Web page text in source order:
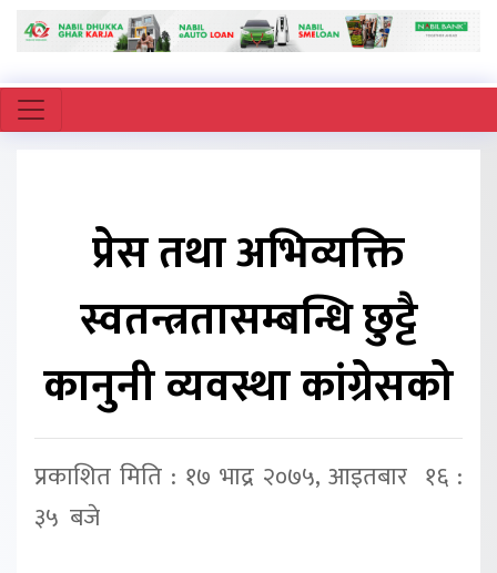
प्रेस तथा अभिव्यक्ति
स्वतन्त्रतासम्बन्धि छुट्टै
कानुनी व्यवस्था कांग्रेसको
प्रकाशित मिति : १७ भाद्र २०७५, आइतबार १६ :
३५ बजे